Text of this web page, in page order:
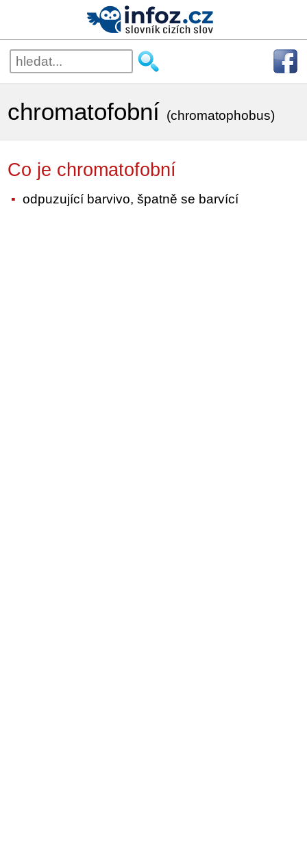
chromatofobní (chromatophobus)
Co je chromatofobní
odpuzující barvivo, špatně se barvící